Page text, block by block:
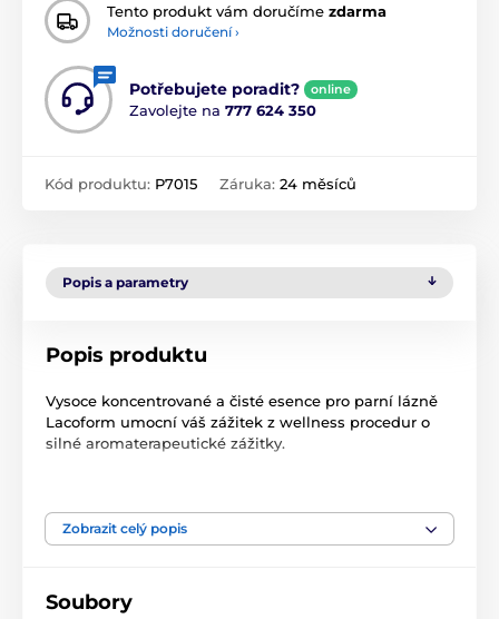
Tento produkt vám doručíme zdarma
Možnosti doručení ›
Potřebujete poradit? online
Zavolejte na 777 624 350
Kód produktu: P7015 Záruka: 24 měsíců
Popis a parametry
Popis produktu
Vysoce koncentrované a čisté esence pro parní lázně
Lacoform umocní váš zážitek z wellness procedur o
silné aromaterapeutické zážitky.
stabilní vůni. Unikátní báze zajišťuje optimální
uvolňování vůní v různých podmínkách wellness (jiná
navržené pro veřejné provozy a splňují nejpřísnější
Zobrazit celý popis
Soubory